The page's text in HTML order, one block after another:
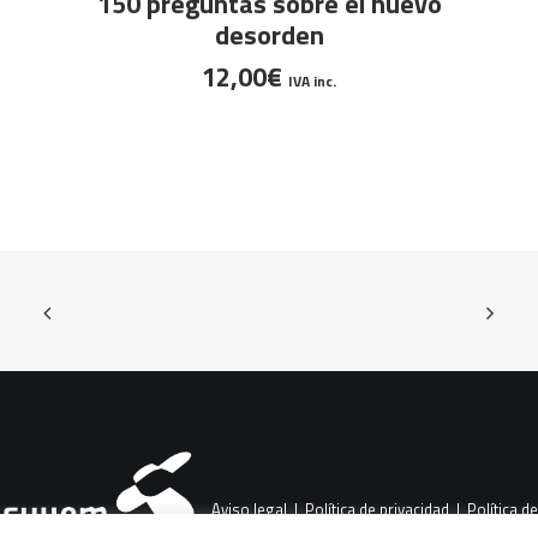
desorden
12,00€ IVA inc.
Aviso legal|Política de privacidad|Política de